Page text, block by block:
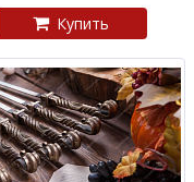
Купить